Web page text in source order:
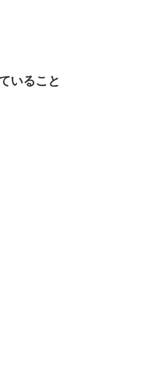
いること